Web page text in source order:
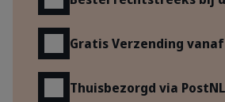
Gratis Verzending vanaf
Thuisbezorgd via PostNL